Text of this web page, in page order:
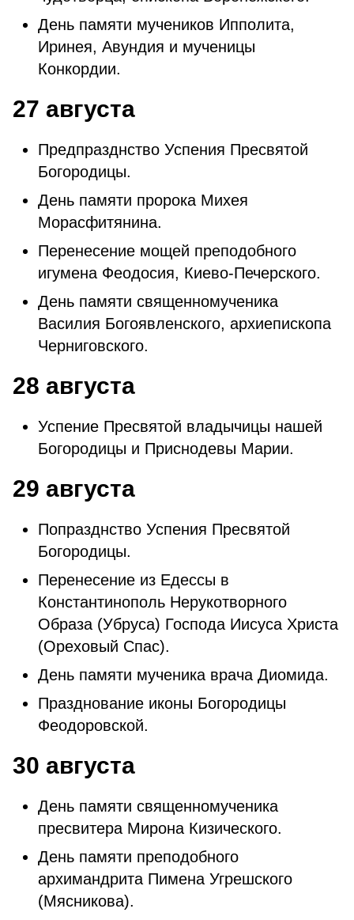
День памяти мучеников Ипполита,
Иринея, Авундия и мученицы
Конкордии.
27 августа
Предпразднство Успения Пресвятой
Богородицы.
День памяти пророка Михея
Морасфитянина.
Перенесение мощей преподобного
игумена Феодосия, Киево-Печерского.
День памяти священномученика
Василия Богоявленского, архиепископа
Черниговского.
28 августа
Успение Пресвятой владычицы нашей
Богородицы и Приснодевы Марии.
29 августа
Попразднство Успения Пресвятой
Богородицы.
Перенесение из Едессы в
Константинополь Нерукотворного
Образа (Убруса) Господа Иисуса Христа
(Ореховый Спас).
День памяти мученика врача Диомида.
Празднование иконы Богородицы
Феодоровской.
30 августа
День памяти священномученика
пресвитера Мирона Кизического.
День памяти преподобного
архимандрита Пимена Угрешского
(Мясникова).